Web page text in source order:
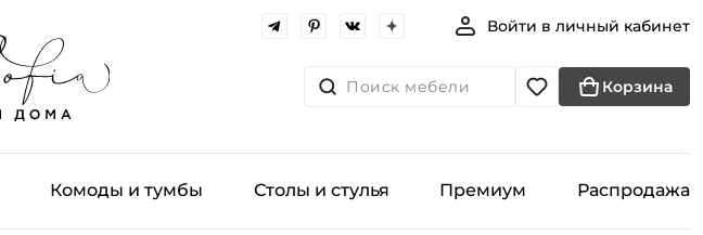
Войти в личный кабинет
Поиск мебели Корзина
Комоды и тумбы Столы и стулья Премиум Распродажа